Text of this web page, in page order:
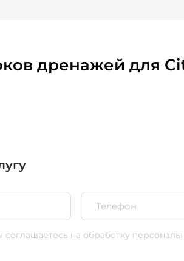
дренажей для
на обработку